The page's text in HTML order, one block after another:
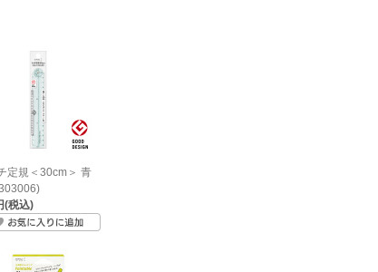
定規＜30cm＞ 青
(税込)